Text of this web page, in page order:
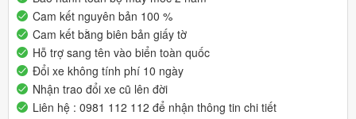
Cam kết nguyên bản 100 %
Cam kết bằng biên bản giấy tờ
Hỗ trợ sang tên vào biển toàn quốc
Đổi xe không tính phí 10 ngày
Nhận trao đổi xe cũ lên đời
Liên hệ : 0981 112 112 để nhận thông tin chi tiết